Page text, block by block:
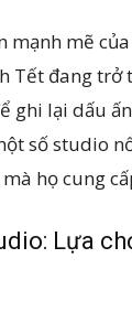
mạnh mẽ
Tết đang trở
ghi lại dấu
số studio
họ cung
Lựa